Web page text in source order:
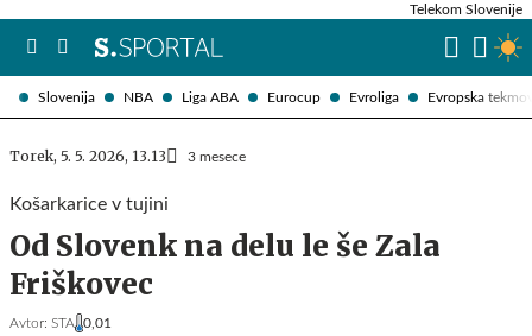
Slovenija NBA Liga ABA Eurocup Evroliga Evropska
Telekom Slovenije
Torek, 5. 5. 2026, 13.13 3 mesece
Košarkarice v tujini
Od Slovenk na delu le še Zala
Friškovec
Avtor: STA 0,01